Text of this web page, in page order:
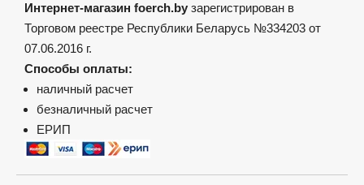
Интернет-магазин foerch.by зарегистрирован в
Торговом реестре Республики Беларусь №334203 от
07.06.2016 г.
Способы оплаты:
наличный расчет
безналичный расчет
ЕРИП